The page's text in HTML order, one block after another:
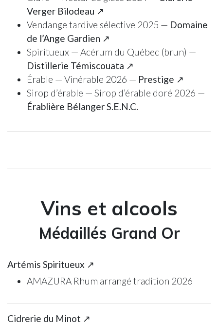
Verger Bilodeau ↗
Vendange tardive sélective 2025 — Domaine
de l’Ange Gardien ↗
Spiritueux — Acérum du Québec (brun) —
Distillerie Témiscouata ↗
Érable — Vinérable 2026 — Prestige ↗
Sirop d’érable — Sirop d’érable doré 2026 —
Érablière Bélanger S.E.N.C.
Vins et alcools
Médaillés Grand Or
Artémis Spiritueux ↗
AMAZURA Rhum arrangé tradition 2026
Cidrerie du Minot ↗